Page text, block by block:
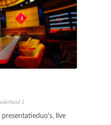
1
presentatieduo's, live